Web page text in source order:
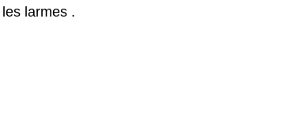
larmes .